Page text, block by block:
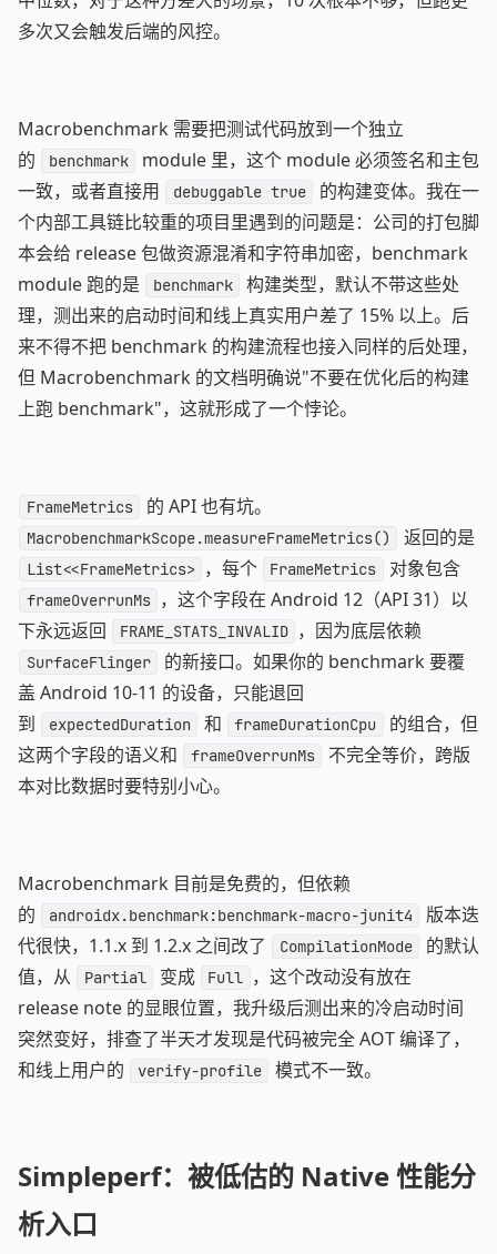
多次又会触发后端的风控。
Macrobenchmark 需要把测试代码放到一个独立
的
benchmark
module 里，这个 module 必须签名和主包
一致，或者直接用
debuggable true
的构建变体。我在一
个内部工具链比较重的项目里遇到的问题是：公司的打包脚
本会给 release 包做资源混淆和字符串加密，benchmark
module 跑的是
benchmark
构建类型，默认不带这些处
理，测出来的启动时间和线上真实用户差了 15% 以上。后
来不得不把 benchmark 的构建流程也接入同样的后处理，
但 Macrobenchmark 的文档明确说"不要在优化后的构建
上跑 benchmark"，这就形成了一个悖论。
FrameMetrics 的 API 也有坑。
MacrobenchmarkScope.measureFrameMetrics() 返回的是
List<<FrameMetrics> ，每个 FrameMetrics 对象包含
frameOverrunMs ，这个字段在 Android 12（API 31）以
下永远返回
FRAME_STATS_INVALID ，因为底层依赖
SurfaceFlinger
的新接口。如果你的 benchmark 要覆
盖 Android 10-11 的设备，只能退回
到
expectedDuration 和 frameDurationCpu
的组合，但
这两个字段的语义和
frameOverrunMs
不完全等价，跨版
本对比数据时要特别小心。
Macrobenchmark 目前是免费的，但依赖
的
androidx.benchmark:benchmark-macro-junit4
版本迭
代很快，1.1.x 到 1.2.x 之间改了
CompilationMode
的默认
值，从
Partial 变成 Full ，这个改动没有放在
release note 的显眼位置，我升级后测出来的冷启动时间
突然变好，排查了半天才发现是代码被完全 AOT 编译了，
和线上用户的
verify-profile 模式不一致。
Simpleperf：被低估的 Native 性能分
析入口